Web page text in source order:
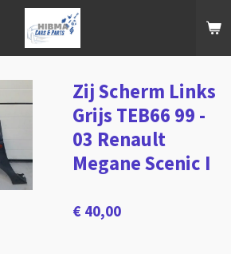
Zij Scherm Links
Grijs TEB66 99 -
03 Renault
Megane Scenic I
€ 40,00